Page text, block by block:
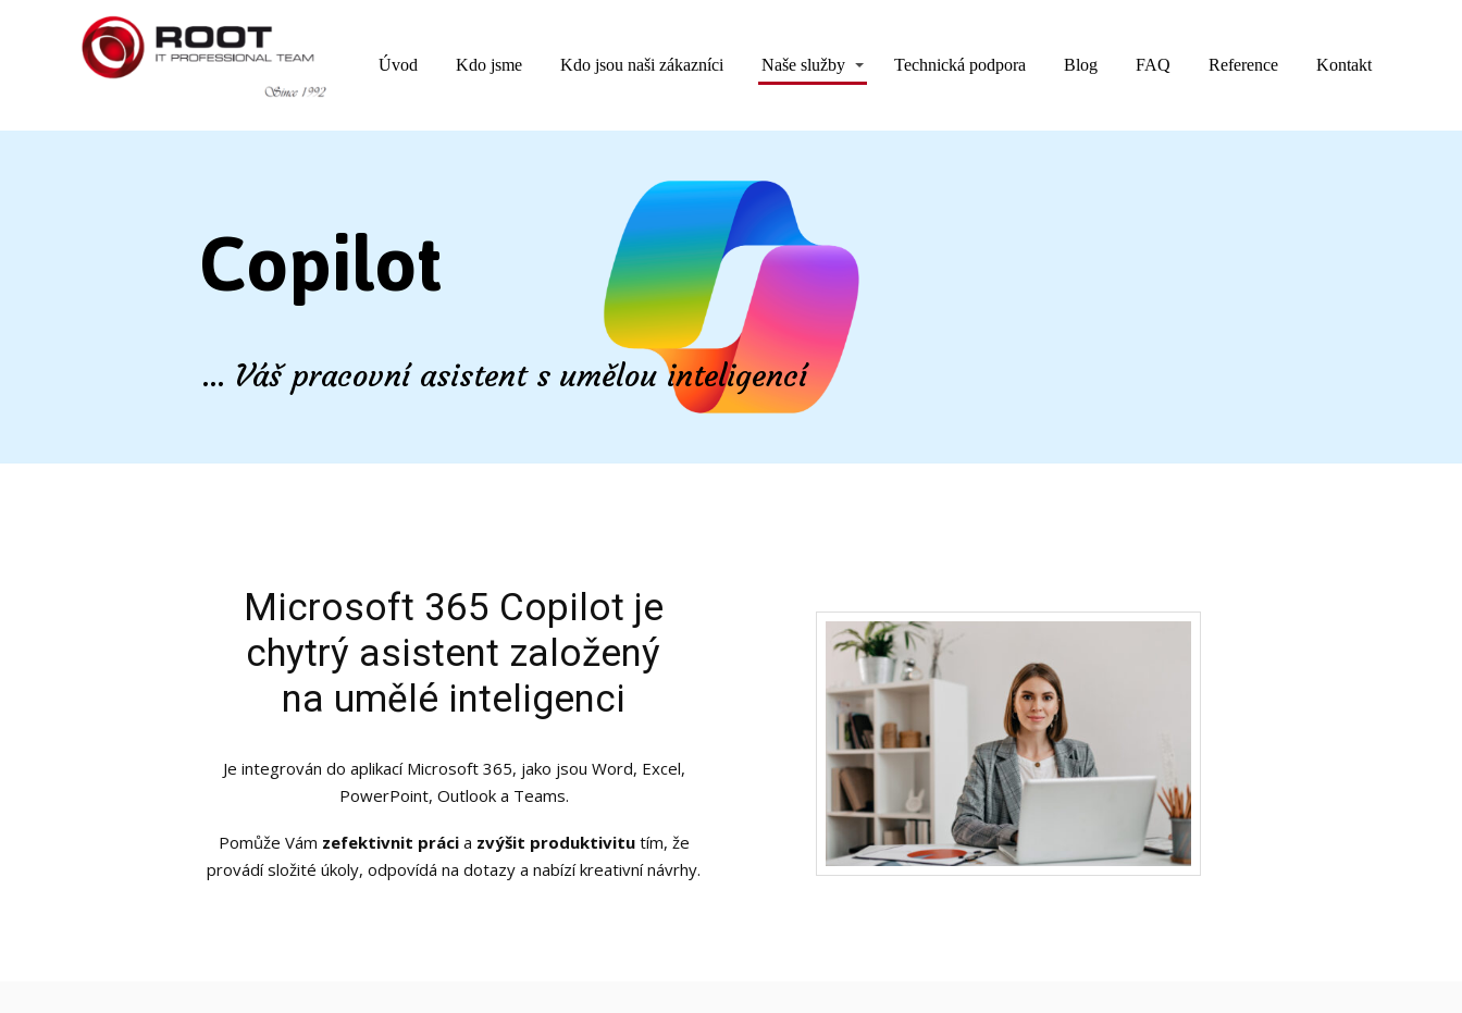
Úvod Kdo jsme Kdo jsou naši zákazníci Naše služby Technická podpora Blog FAQ Reference Kontakt
Copilot
... Váš pracovní asistent s umělou inteligencí
Microsoft 365 Copilot je
chytrý asistent založený
na umělé inteligenci
Je integrován do aplikací Microsoft 365, jako jsou Word, Excel,
PowerPoint, Outlook a Teams.
Pomůže Vám zefektivnit prácia zvýšit produktivitutím, že
provádí složité úkoly, odpovídá na dotazy a nabízí kreativní návrhy.